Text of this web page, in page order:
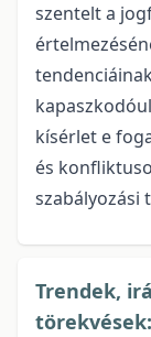
szentelt a
kísérlet e
és
szabályozási
Trendek,